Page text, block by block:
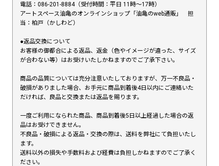
電話：086-201-8884（受付時間：平日 11時〜17時）
アートスペース油亀のオンラインショップ「油亀のweb通販」 担
当：柏戸（かしわど）
●返品交換について
お客様の御都合による返品、返金（色やイメージが違った、サイズ
が合わない等）はお受けいたしかねますのでご了承下さい。
商品の品質については充分注意いたしておりますが、万一不良品・
破損がありました場合、お手元に商品到着後4日以内にご連絡いた
だければ、良品と交換または返品を賜ります。
一度ご利用になられた商品、商品到着後5日以上経過した場合の返
品はお受けできません。
不良品・破損による返品・交換の際は、送料を弊社にて負担いたし
ます。
送料以外の損失や手数料および経費は負担しかねますのでご了承く
ださい。